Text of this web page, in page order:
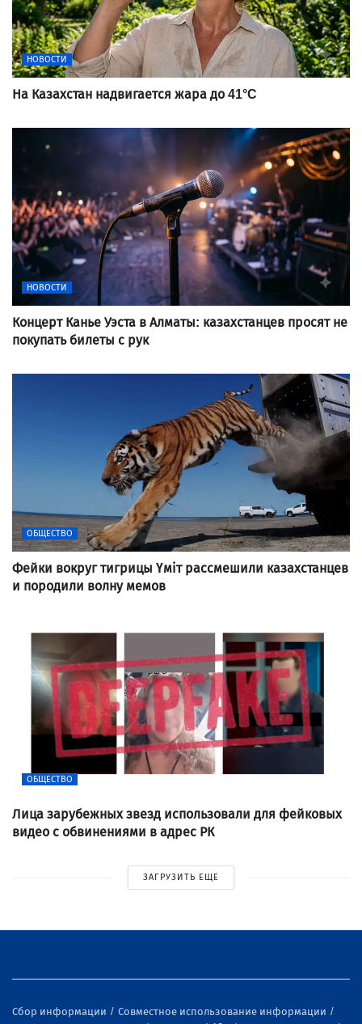
НОВОСТИ
На Казахстан надвигается жара до 41°C
НОВОСТИ
Концерт Канье Уэста в Алматы: казахстанцев просят не
покупать билеты с рук
ОБЩЕСТВО
Фейки вокруг тигрицы Үміт рассмешили казахстанцев
и породили волну мемов
ОБЩЕСТВО
Лица зарубежных звезд использовали для фейковых
видео с обвинениями в адрес РК
ЗАГРУЗИТЬ ЕЩЕ
Сбор информации
Совместное использование информации